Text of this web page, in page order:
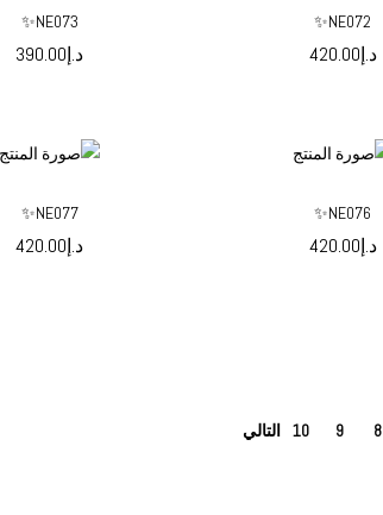
NE072✨
د.إ420.00
NE073✨
د.إ390.00
NE076✨
د.إ420.00
NE077✨
د.إ420.00
8
9
10 التالي